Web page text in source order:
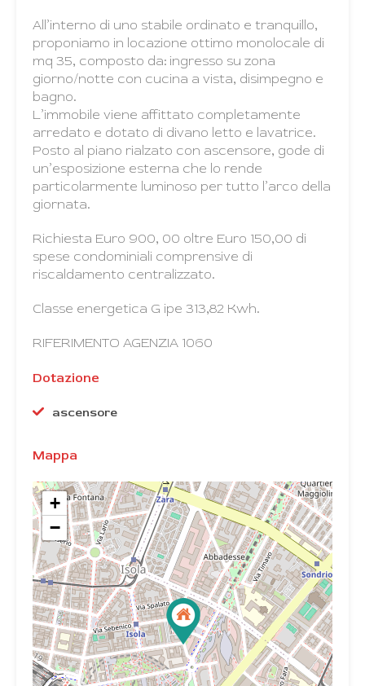
All’interno di uno stabile ordinato e tranquillo,
proponiamo in locazione ottimo monolocale di
mq 35, composto da: ingresso su zona
giorno/notte con cucina a vista, disimpegno e
bagno.
L’immobile viene affittato completamente
arredato e dotato di divano letto e lavatrice.
Posto al piano rialzato con ascensore, gode di
un’esposizione esterna che lo rende
particolarmente luminoso per tutto l’arco della
giornata.
Richiesta Euro 900, 00 oltre Euro 150,00 di
spese condominiali comprensive di
riscaldamento centralizzato.
Classe energetica G ipe 313,82 Kwh.
RIFERIMENTO AGENZIA 1060
Dotazione
ascensore
Mappa
+
−